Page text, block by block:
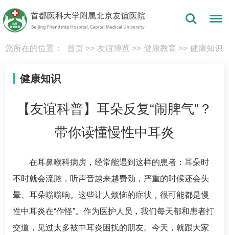
您所在的位置： 首页 >> 友谊博览 >> 健康教育 >> 健康知识
健康知识
【友谊科普】耳朵反复“闹脾气”？
带你读懂慢性中耳炎
在耳鼻喉科病房，经常能遇到这样的患者：耳朵时
不时就会流脓，听声音越来越费劲，严重的时候还会头
晕、耳朵嗡嗡响。这些让人烦恼的症状，很可能都是慢
性中耳炎在“作怪”。作为医护人员，我们每天都和患者打
交道，见过太多被中耳炎困扰的朋友。今天，就跟大家